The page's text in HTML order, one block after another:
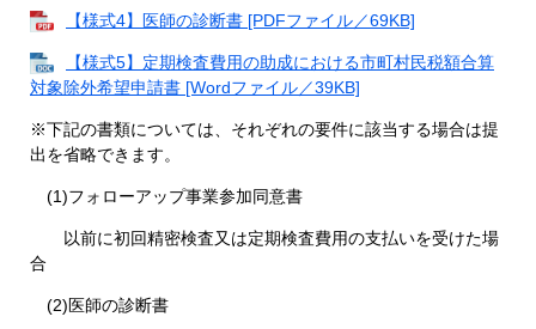
【様式4】医師の診断書 [PDFファイル／69KB]
【様式5】定期検査費用の助成における市町村民税額合算
対象除外希望申請書 [Wordファイル／39KB]
※下記の書類については、それぞれの要件に該当する場合は提
出を省略できます。
(1)フォローアップ事業参加同意書
以前に初回精密検査又は定期検査費用の支払いを受けた場
合
(2)医師の診断書